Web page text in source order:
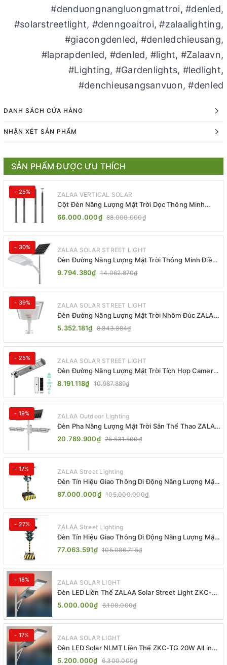
#denduongnangluongmattroi, #denled,
#solarstreetlight, #denngoaitroi, #zalaalighting,
#giacongdenled, #denledchieusang,
#laprapdenled, #denled, #light, #Zalaavn,
#Lighting, #Gardenlights, #ledlight,
#denchieusangsanvuon, #denled
DANH SÁCH CỬA HÀNG
NHẬN XÉT SẢN PHẨM
SẢN PHẨM ĐƯỢC ƯU THÍCH
- 25% ZALAA VERTICAL SOLAR
Cột Đèn Năng Lượng Mặt Trời Dọc Thông Minh
ZSR-YYDS-360 | ZALAA Jsc
66.000.000₫ 88.000.000₫
- 30% ZALAA SOLAR STREET LIGHT
Đèn Đường Năng Lượng Mặt Trời Thông Minh Điều
Khiển MPPT ZL-GMX01 ZALAA
9.794.380₫ 14.062.870₫
- 39% ZALAA SOLAR STREET LIGHT
Đèn Đường Năng Lượng Mặt Trời Nhôm Đúc ZALAA
ZL-BWH Cao Cấp IP65
5.352.181₫ 8.843.884₫
- 25% ZALAA SOLAR STREET LIGHT
Đèn Đường Năng Lượng Mặt Trời Tích Hợp Camera
ZALAA ZL-BJ04-CCTV (80W, IP65)
8.191.118₫ 10.987.889₫
- 19% ZALAA Outdoor Lighting
Đèn Pha Năng Lượng Mặt Trời Sân Thể Thao ZALAA
Jsc Chống Nước IP65 Cao Cấp
20.789.900₫ 25.531.500₫
- 17% ZALAA Street Lighting
Đèn Tín Hiệu Giao Thông Di Động Năng Lượng Mặt
Trời ZALAA ZL-300A-D
87.000.000₫ 105.000.000₫
- 27% ZALAA Street Lighting
Đèn Tín Hiệu Giao Thông Di Động Năng Lượng Mặt
Trời ZALAA ZL-409300C
77.063.591₫ 105.086.715₫
- 18% ZALAA SOLAR LIGHT
Đèn LED Liền Thể ZALAA Solar Street Light ZKC-
TG 20W 25W 30W All In One
5.000.000₫ 6.100.000₫
- 17% ZALAA SOLAR LIGHT
Đèn LED Solar NLMT Liền Thể ZKC-TG 20W All in
One | ZALAA Street Light
5.200.000₫ 6.300.000₫